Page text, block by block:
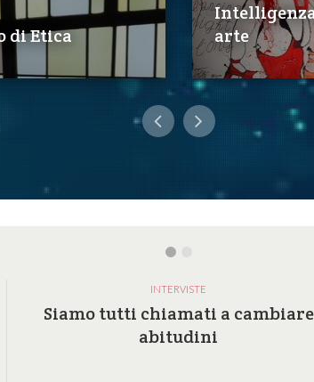
di Etica
arte
INTERVISTE
Siamo tutti chiamati a cambiare
abitudini